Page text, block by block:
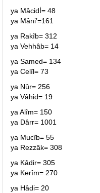
ya Mâcidİ= 48
ya Mâni’=161
ya Rakîb= 312
ya Vehhâb= 14
ya Samed= 134
ya Celîl= 73
ya Nûr= 256
ya Vâhid= 19
ya Alîm= 150
ya Dârr= 1001
ya Mucîb= 55
ya Rezzâk= 308
ya Kâdir= 305
ya Kerîm= 270
ya Hâdi= 20